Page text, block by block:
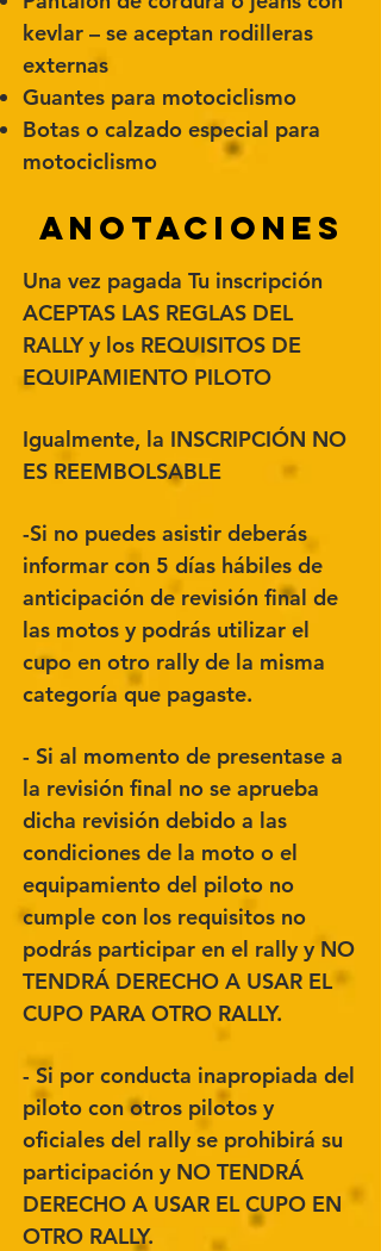
kevlar – se aceptan rodilleras
externas
Guantes para motociclismo
Botas o calzado especial para
motociclismo
ANOTACIONES
Una vez pagada Tu inscripción
ACEPTAS LAS REGLAS DEL
RALLY y los REQUISITOS DE
EQUIPAMIENTO PILOTO
Igualmente, la INSCRIPCIÓN NO
ES REEMBOLSABLE
-Si no puedes asistir deberás
informar con 5 días hábiles de
anticipación de revisión final de
las motos y podrás utilizar el
cupo en otro rally de la misma
categoría que pagaste.
- Si al momento de presentase a
la revisión final no se aprueba
dicha revisión debido a las
condiciones de la moto o el
equipamiento del piloto no
cumple con los requisitos no
podrás participar en el rally y NO
TENDRÁ DERECHO A USAR EL
CUPO PARA OTRO RALLY.
- Si por conducta inapropiada del
piloto con otros pilotos y
oficiales del rally se prohibirá su
participación y NO TENDRÁ
DERECHO A USAR EL CUPO EN
OTRO RALLY.